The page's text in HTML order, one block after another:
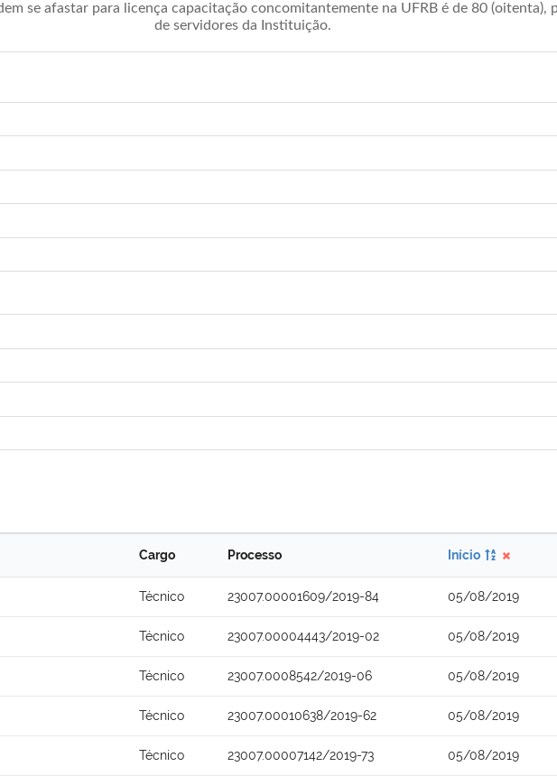
se afastar para licença capacitação concomitantemente na UFRB é de 80 (oitenta),
de servidores da Instituição.
Cargo Processo Início
Técnico 23007.00001609/2019-84 05/08/2019
Técnico 23007.00004443/2019-02 05/08/2019
Técnico 23007.0008542/2019-06 05/08/2019
Técnico 23007.00010638/2019-62 05/08/2019
Técnico 23007.00007142/2019-73 05/08/2019